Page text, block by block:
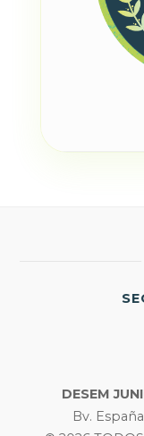
DESEM
Bv.